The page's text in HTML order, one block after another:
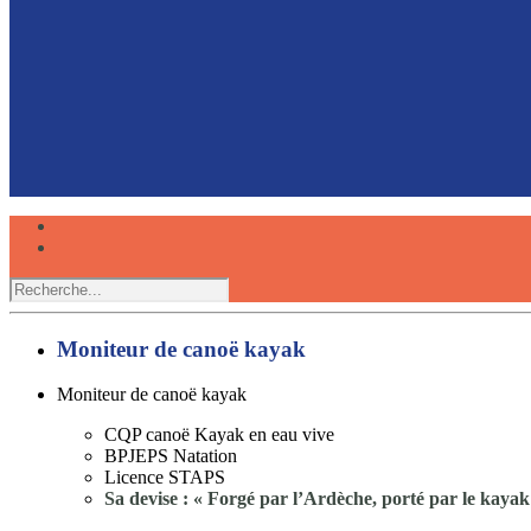
Moniteur de canoë kayak
Moniteur de canoë kayak
CQP canoë Kayak en eau vive
BPJEPS Natation
Licence STAPS
Sa devise : « Forgé par l’Ardèche, porté par le